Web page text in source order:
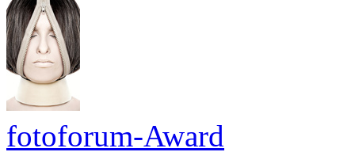
fotoforum-Award